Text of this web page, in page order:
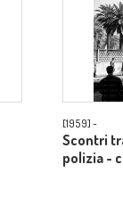
[1959] -
Scontri
polizia -